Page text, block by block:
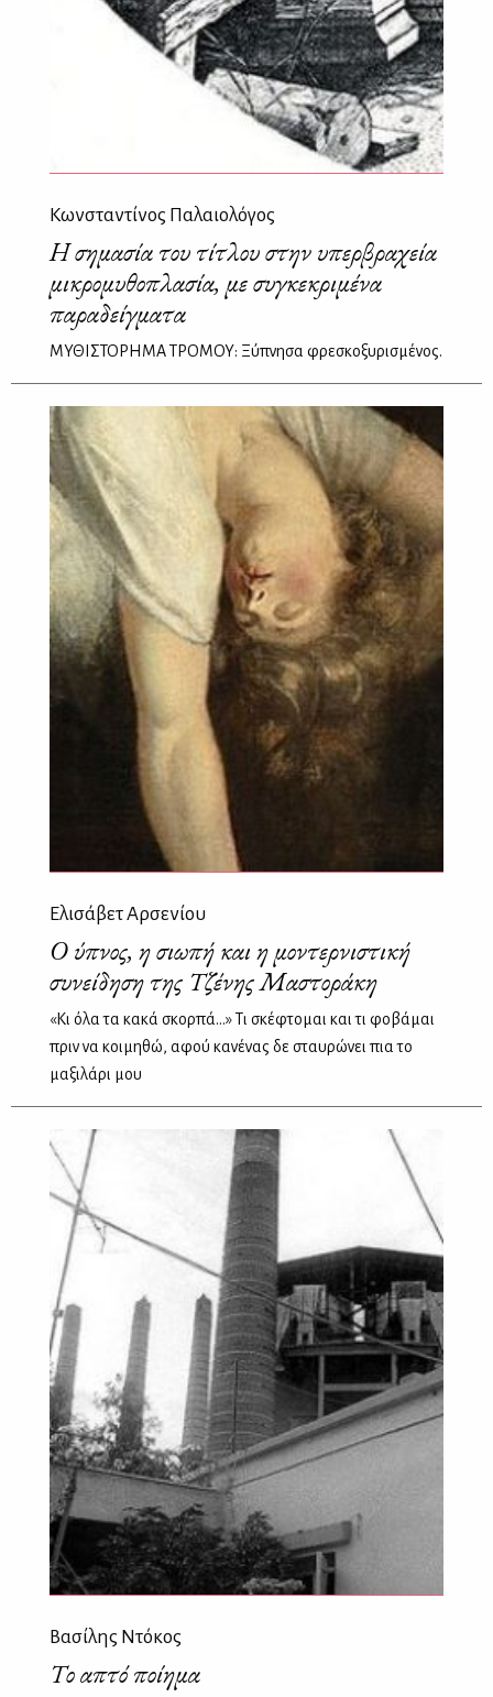
Κωνσταντίνος Παλαιολόγος
Η σημασία του τίτλου στην υπερβραχεία
μικρομυθοπλασία, με συγκεκριμένα
παραδείγματα
ΜΥΘΙΣΤΟΡΗΜΑ ΤΡΟΜΟΥ: Ξύπνησα φρεσκοξυρισμένος.
Ελισάβετ Αρσενίου
O ύπνος, η σιωπή και η μοντερνιστική
συνείδηση της Τζένης Μαστοράκη
«Κι όλα τα κακά σκορπά...» Τι σκέφτομαι και τι φοβάμαι
πριν να κοιμηθώ, αφού κανένας δε σταυρώνει πια το
μαξιλάρι μου
Βασίλης Ντόκος
Το απτό ποίημα